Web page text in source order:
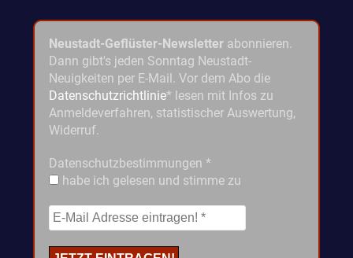
Neustadt-Geflüster-Newsletter abonnieren.
Dann gibt's jeden Sonntag Neustadt-
Neuigkeiten per E-Mail. Vor dem Abo die
Datenschutzrichtlinie* lesen mit Infos zu
Anmeldeverfahren, statistischer Auswertung,
Widerruf.
Datenschutzbestimmungen *
habe ich gelesen und stimme zu